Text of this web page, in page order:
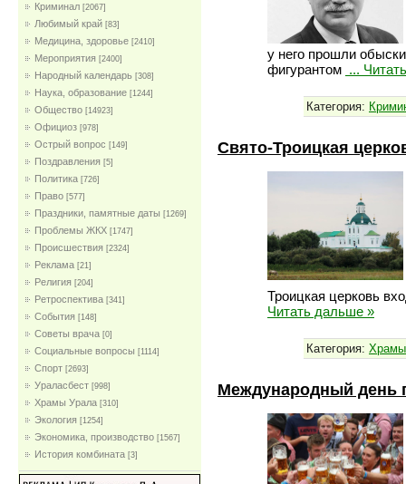
Криминал [2067]
Любимый край [83]
Медицина, здоровье [2410]
Мероприятия [2400]
Народный календарь [308]
Наука, образование [1244]
Общество [14923]
Официоз [978]
Острый вопрос [149]
Поздравления [5]
Политика [726]
Право [577]
Праздники, памятные даты [1269]
Проблемы ЖКХ [1747]
Проиcшествия [2324]
Реклама [21]
Религия [204]
Ретроспектива [341]
События [148]
Советы врача [0]
Социальные вопросы [1114]
Спорт [2693]
Ураласбест [998]
Храмы Урала [310]
Экология [1254]
Экономика, производство [1567]
История комбината [3]
у него прошли
фигурантом ...
Категория:
Свято-Троицкая
Троицкая церковь
Читать дальше »
Категория:
Международный день